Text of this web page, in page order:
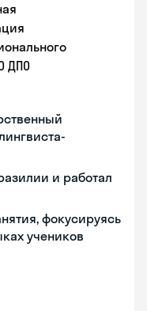
ДПО
и работал
фокусируясь
учеников